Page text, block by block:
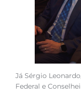
Já Sérgio
Federal e